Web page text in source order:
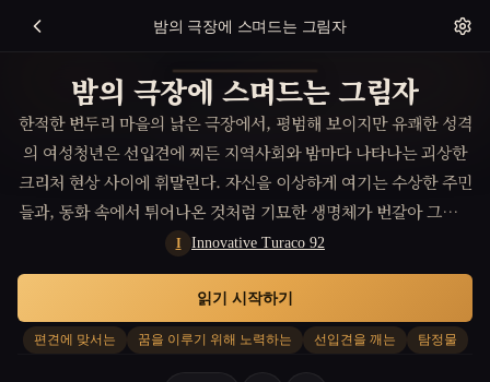
밤의 극장에 스며드는 그림자
밤의 극장에 스며드는 그림자
한적한 변두리 마을의 낡은 극장에서, 평범해 보이지만 유쾌한 성격
의 여성청년은 선입견에 찌든 지역사회와 밤마다 나타나는 괴상한
크리처 현상 사이에 휘말린다. 자신을 이상하게 여기는 수상한 주민
들과, 동화 속에서 튀어나온 것처럼 기묘한 생명체가 번갈아 그녀만
을 공포로 몰아넣는 가운데, 주인공은 누구도 주목하지 않은 미미한
단서들을 찾아내 각자의 숨은 상처와 마주한다. 그는 자신에 대한
편견을 깨부수고, 반드시 꿈꿔온 '진정한 용기'가 무엇인지를 스스
로에게 증명해내려 한다. 하지만 그때 그녀가 생각지도 못한 문제에
부딫치게 된다
I Innovative Turaco 92
편견에 맞서는 꿈을 이루기 위해 노력하는 선입견을 깨는 탐정물
읽기 시작하기